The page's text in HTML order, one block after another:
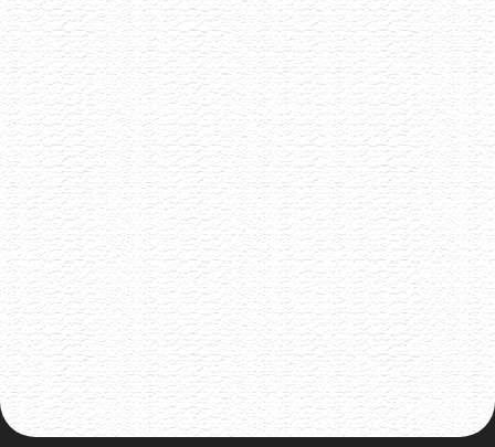
Akce již proběhla
Akce již proběhla
Vinařství Ilias
8.6.2026
Malé rodinné vynařství z Pavlova